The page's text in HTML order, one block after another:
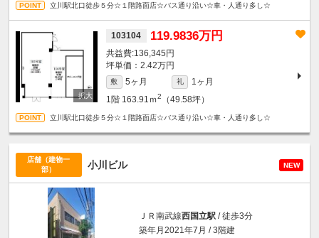
立川駅北口徒歩５分☆１階路面店☆バス通り沿い☆車・人通り多し☆
103104 119.9836万円
136,345円
坪単価：2.42万円
敷 5ヶ月 礼
1ヶ月
1階 163.91ｍ2 （49.58坪）
立川駅北口徒歩５分☆１階路面店☆バス通り沿い☆車・人通り多し☆
店舗（建物一
部）
小川ビル NEW
ＪＲ南武線西国立駅 / 徒歩3分
築年月2021年7月 / 3階建